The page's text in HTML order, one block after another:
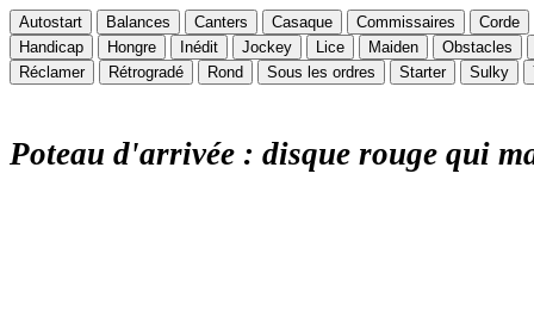
Autostart Balances Canters Casaque Commissaires
Corde
Handicap
Hongre Inédit Jockey Lice Maiden
Obstacles
Réclamer
Rétrogradé Rond Sous les ordres Starter Sulky
Poteau d'arrivée : disque rouge qui